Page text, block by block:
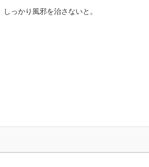
しっかり風邪を治さないと。